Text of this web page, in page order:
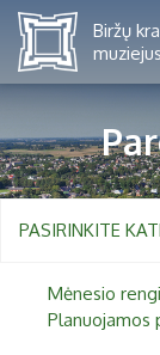
PASIRINKITE
Mėnesio
Planuojamos